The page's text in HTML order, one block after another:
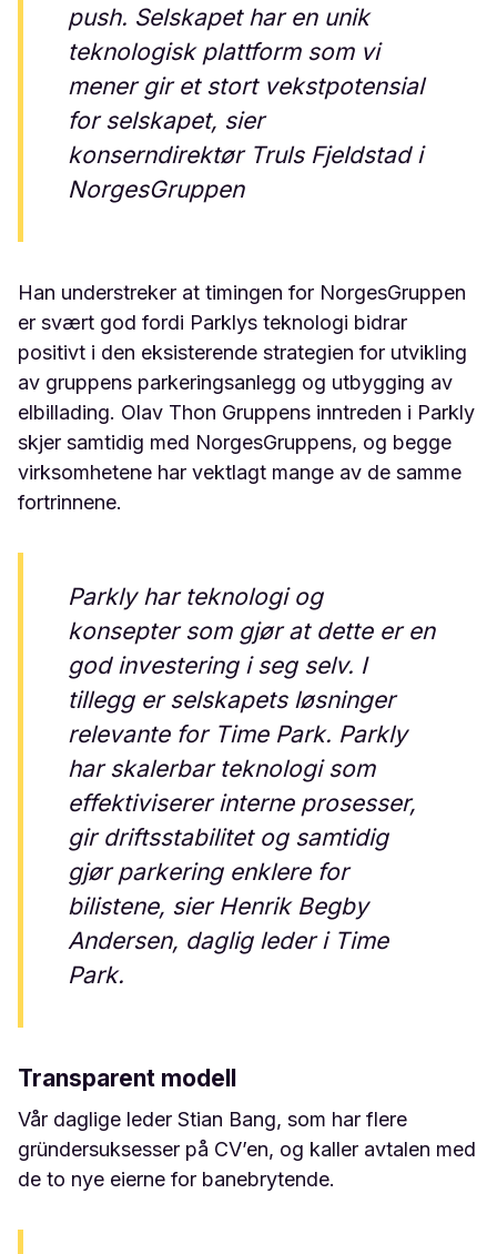
push. Selskapet har en unik
teknologisk plattform som vi
mener gir et stort vekstpotensial
for selskapet, sier
konserndirektør Truls Fjeldstad i
NorgesGruppen
Han understreker at timingen for NorgesGruppen
er svært god fordi Parklys teknologi bidrar
positivt i den eksisterende strategien for utvikling
av gruppens parkeringsanlegg og utbygging av
elbillading. Olav Thon Gruppens inntreden i Parkly
skjer samtidig med NorgesGruppens, og begge
virksomhetene har vektlagt mange av de samme
fortrinnene.
Parkly har teknologi og
konsepter som gjør at dette er en
god investering i seg selv. I
tillegg er selskapets løsninger
relevante for Time Park. Parkly
har skalerbar teknologi som
effektiviserer interne prosesser,
gir driftsstabilitet og samtidig
gjør parkering enklere for
bilistene, sier Henrik Begby
Andersen, daglig leder i Time
Park.
Transparent modell
Vår daglige leder Stian Bang, som har flere
gründersuksesser på CV’en, og kaller avtalen med
de to nye eierne for banebrytende.